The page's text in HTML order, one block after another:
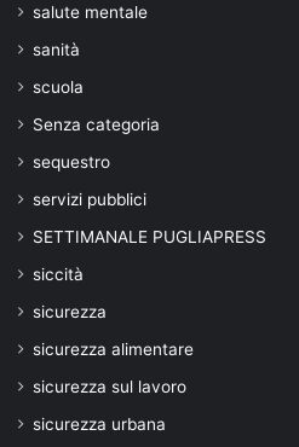
salute mentale
sanità
scuola
Senza categoria
sequestro
servizi pubblici
SETTIMANALE PUGLIAPRESS
siccità
sicurezza
sicurezza alimentare
sicurezza sul lavoro
sicurezza urbana